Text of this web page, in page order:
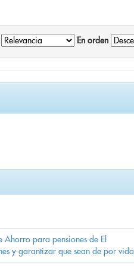
En orden
Ahorro para pensiones de El
y garantizar que sean de por vida